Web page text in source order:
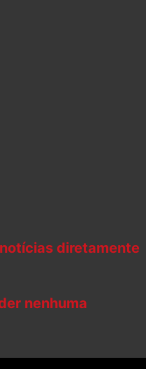
diretamente
nenhuma